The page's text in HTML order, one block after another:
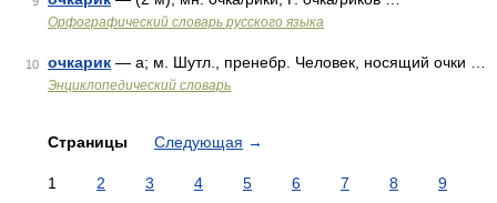
Орфографический словарь русского языка
10 очкарик — а; м. Шутл., пренебр. Человек, носящий очки …
Энциклопедический словарь
Страницы Следующая →
1 2 3 4 5 6 7 8
9